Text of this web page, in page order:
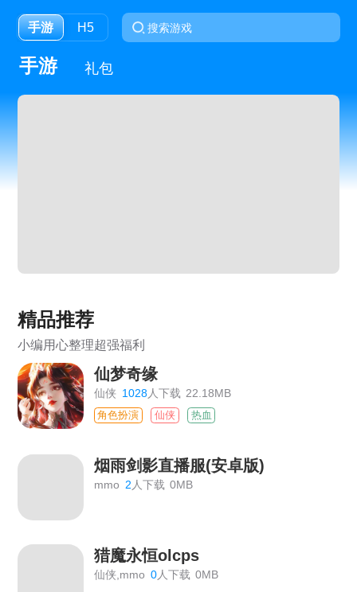
手游 H5
手游 礼包
精品推荐
小编用心整理超强福利
仙梦奇缘
仙侠 1028人下载 22.18MB
角色扮演 仙侠 热血
烟雨剑影直播服(安卓版)
mmo 2人下载 0MB
猎魔永恒olcps
仙侠,mmo 0人下载 0MB